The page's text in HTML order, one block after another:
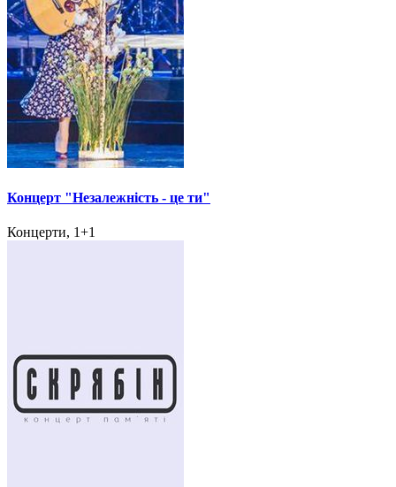
Концерт "Незалежність - це ти"
Концерти, 1+1